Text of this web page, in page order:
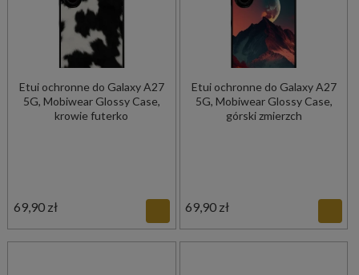
Etui ochronne do Galaxy A27
5G, Mobiwear Glossy Case,
krowie futerko
69,90 zł
Etui ochronne do Galaxy A27
5G, Mobiwear Glossy Case,
górski zmierzch
69,90 zł